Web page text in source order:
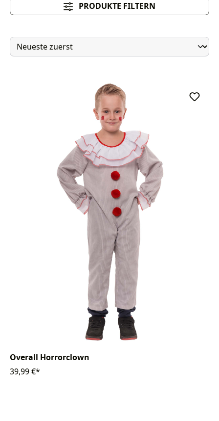
PRODUKTE FILTERN
Overall Horrorclown
39,99 €*